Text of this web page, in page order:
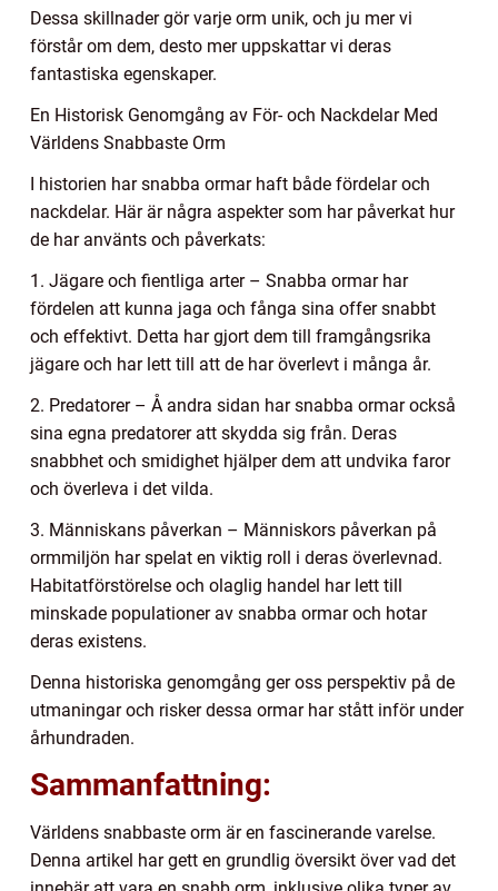
Dessa skillnader gör varje orm unik, och ju mer vi
förstår om dem, desto mer uppskattar vi deras
fantastiska egenskaper.
En Historisk Genomgång av För- och Nackdelar Med
Världens Snabbaste Orm
I historien har snabba ormar haft både fördelar och
nackdelar. Här är några aspekter som har påverkat hur
de har använts och påverkats:
1. Jägare och fientliga arter – Snabba ormar har
fördelen att kunna jaga och fånga sina offer snabbt
och effektivt. Detta har gjort dem till framgångsrika
jägare och har lett till att de har överlevt i många år.
2. Predatorer – Å andra sidan har snabba ormar också
sina egna predatorer att skydda sig från. Deras
snabbhet och smidighet hjälper dem att undvika faror
och överleva i det vilda.
3. Människans påverkan – Människors påverkan på
ormmiljön har spelat en viktig roll i deras överlevnad.
Habitatförstörelse och olaglig handel har lett till
minskade populationer av snabba ormar och hotar
deras existens.
Denna historiska genomgång ger oss perspektiv på de
utmaningar och risker dessa ormar har stått inför under
århundraden.
Sammanfattning:
Världens snabbaste orm är en fascinerande varelse.
Denna artikel har gett en grundlig översikt över vad det